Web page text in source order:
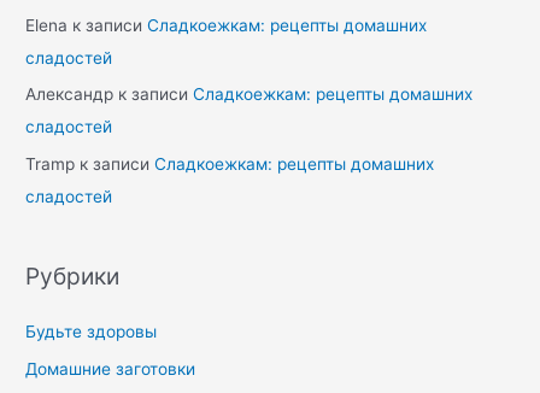
Elena к записиСладкоежкам: рецепты домашних
сладостей
Александр к записиСладкоежкам: рецепты домашних
сладостей
Tramp к записиСладкоежкам: рецепты домашних
сладостей
Рубрики
Будьте здоровы
Домашние заготовки